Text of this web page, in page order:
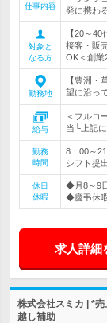
仕事内容
発に携わ
対象と
なる方
【20～
接客・販
OK＜創業
勤務地
【豊洲・
望に沿っ
給与
＜フルコ
当└上記
勤務
時間
8：00～
シフト提
休日
休暇
◆月8～9
◆慶弔休
求人詳細
株式会社スミカ | *
越し補助